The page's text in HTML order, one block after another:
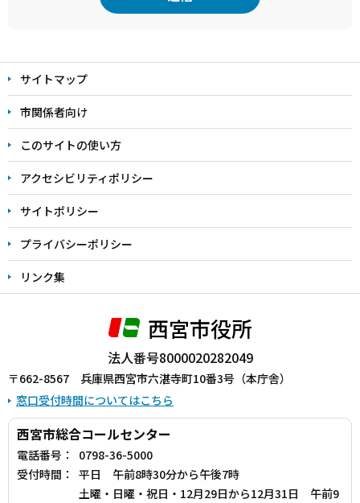
文
こ
こ
ま
で
サイトマップ
市関係者向け
このサイトの使い方
アクセシビリティポリシー
サイトポリシー
プライバシーポリシー
リンク集
西宮市役所
法人番号8000020282049
〒662-8567 兵庫県西宮市六湛寺町10番3号（本庁舎）
窓口受付時間についてはこちら
西宮市総合コールセンター
電話番号：
0798-36-5000
受付時間：
平日 午前8時30分から午後7時
土曜・日曜・祝日・12月29日から12月31日 午前9